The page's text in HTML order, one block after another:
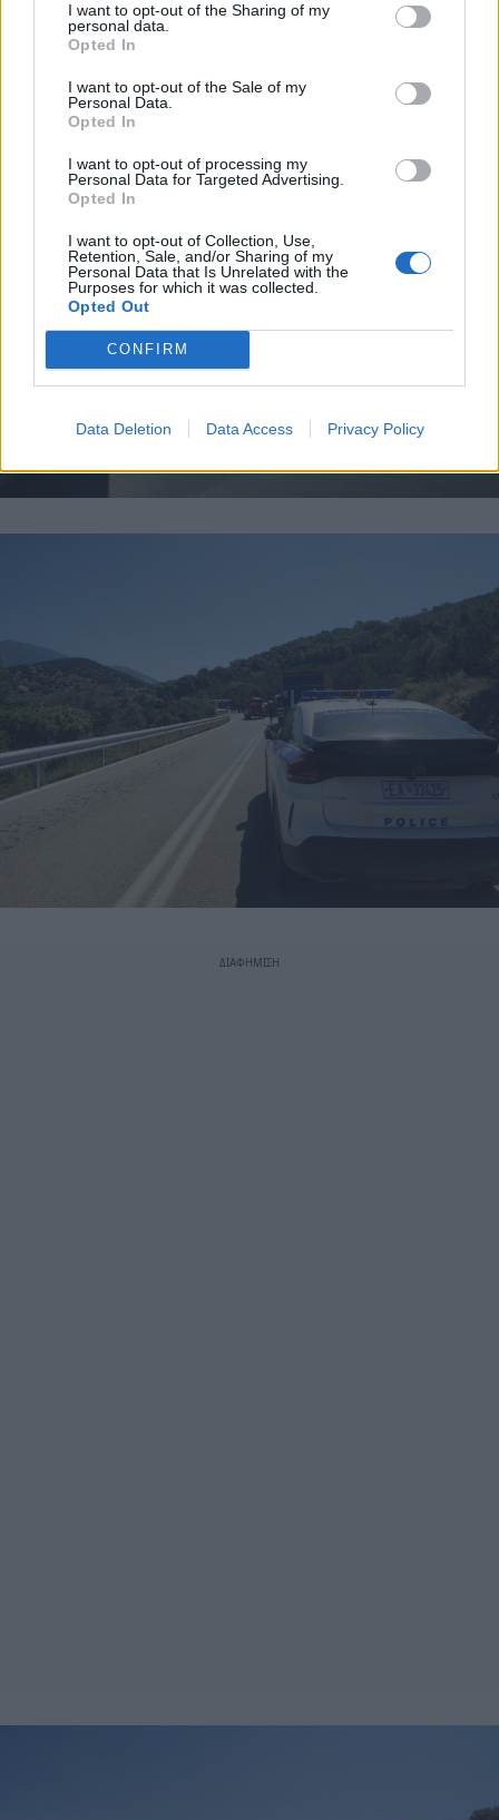
I want to opt-out of the Sharing of my
personal data.
Opted In
I want to opt-out of the Sale of my
Personal Data.
Opted In
I want to opt-out of processing my
Personal Data for Targeted Advertising.
Opted In
I want to opt-out of Collection, Use,
Retention, Sale, and/or Sharing of my
Personal Data that Is Unrelated with the
Purposes for which it was collected.
Opted Out
CONFIRM
Data Deletion Data Access Privacy Policy